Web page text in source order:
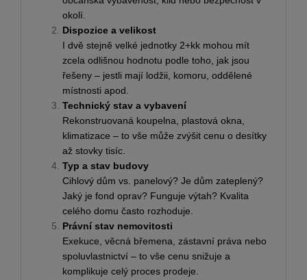
okolí.
Dispozice a velikost
I dvě stejně velké jednotky 2+kk mohou mít
zcela odlišnou hodnotu podle toho, jak jsou
řešeny – jestli mají lodžii, komoru, oddělené
místnosti apod.
Technický stav a vybavení
Rekonstruovaná koupelna, plastová okna,
klimatizace – to vše může zvýšit cenu o desítky
až stovky tisíc.
Typ a stav budovy
Cihlový dům vs. panelový? Je dům zateplený?
Jaký je fond oprav? Funguje výtah? Kvalita
celého domu často rozhoduje.
Právní stav nemovitosti
Exekuce, věcná břemena, zástavní práva nebo
spoluvlastnictví – to vše cenu snižuje a
komplikuje celý proces prodeje.